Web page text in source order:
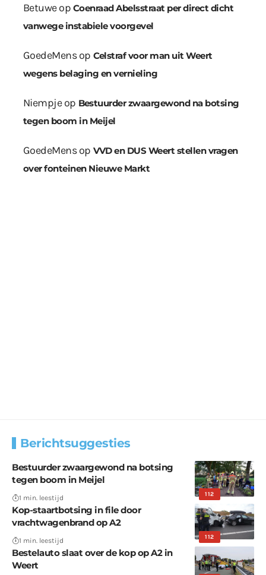
Betuweop Coenraad Abelsstraat per direct dicht
vanwege instabiele voorgevel
GoedeMensop Celstraf voor man uit Weert
wegens belaging en vernieling
Niempjeop Bestuurder zwaargewond na botsing
tegen boom in Meijel
GoedeMensop VVD en DUS Weert stellen vragen
over fonteinen Nieuwe Markt
Berichtsuggesties
112
Bestuurder zwaargewond na botsing
tegen boom in Meijel
1 min. leestijd
112
Kop-staartbotsing in file door
vrachtwagenbrand op A2
1 min. leestijd
Bestelauto slaat over de kop op A2 in
Weert